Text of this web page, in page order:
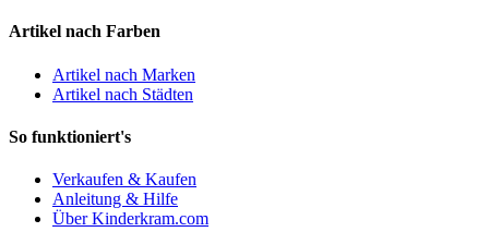
Artikel nach Farben
Artikel nach Marken
Artikel nach Städten
So funktioniert's
Verkaufen & Kaufen
Anleitung & Hilfe
Über Kinderkram.com